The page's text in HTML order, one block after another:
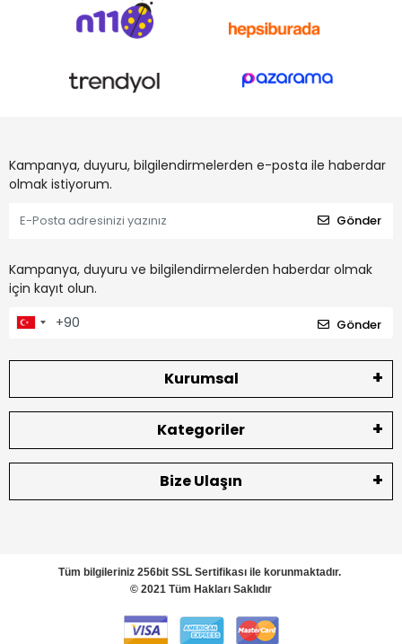
Kampanya, duyuru, bilgilendirmelerden e-posta ile haberdar
olmak istiyorum.
Gönder
Kampanya, duyuru ve bilgilendirmelerden haberdar olmak
için kayıt olun.
Gönder
Kurumsal
Kategoriler
Bize Ulaşın
Tüm bilgileriniz 256bit SSL Sertifikası ile korunmaktadır.
© 2021 Tüm Hakları Saklıdır